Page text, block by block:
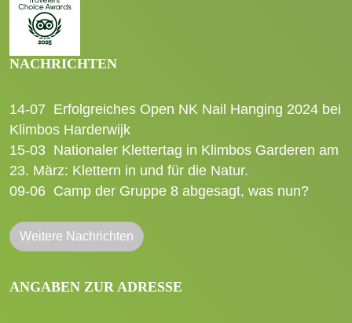
NACHRICHTEN
14-07 Erfolgreiches Open NK Nail Hanging 2024 bei
Klimbos Harderwijk
15-03 Nationaler Klettertag in Klimbos Garderen am
23. März: Klettern in und für die Natur.
09-06 Camp der Gruppe 8 abgesagt, was nun?
Weitere Nachrichten
ANGABEN ZUR ADRESSE